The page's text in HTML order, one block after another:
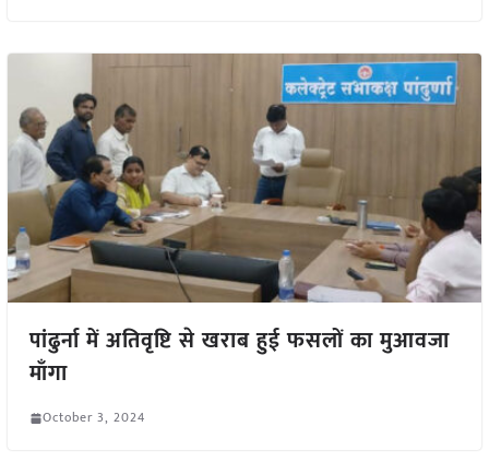
पांढुर्ना में अतिवृष्टि से खराब हुई फसलों का मुआवजा
माँगा
October 3, 2024